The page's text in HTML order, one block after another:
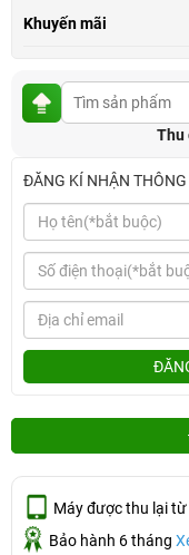
Khuyến mãi
Thu
ĐĂNG KÍ NHẬN
Máy được thu lại từ
Bảo hành 6 tháng